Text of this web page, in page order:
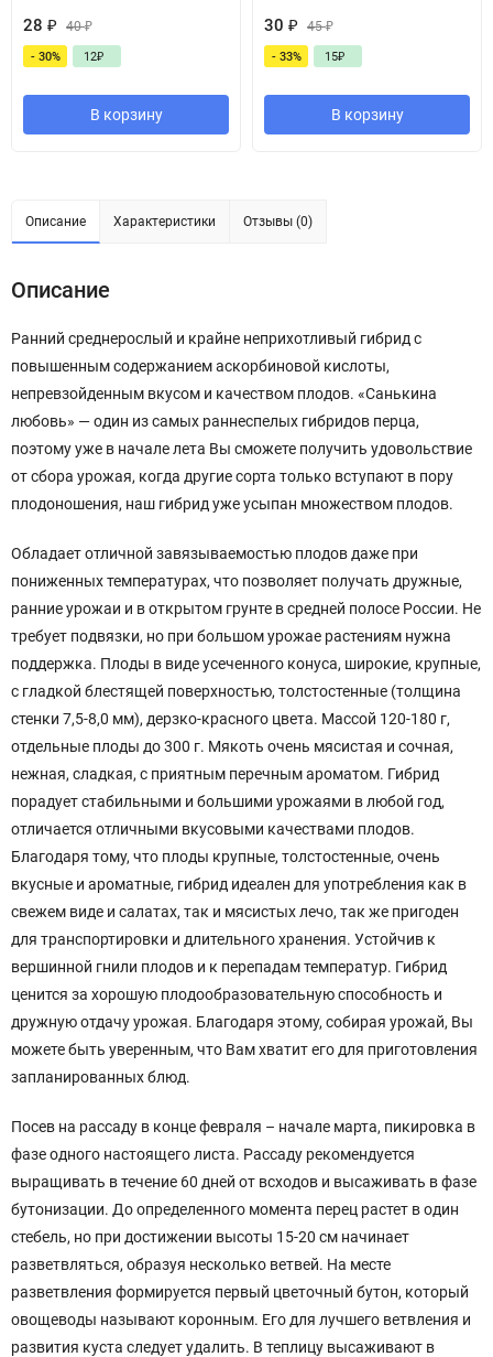
28 ₽ 40₽
- 30% 12₽
В корзину
30 ₽ 45₽
- 33% 15₽
В корзину
Описание Характеристики Отзывы (0)
Описание
Ранний среднерослый и крайне неприхотливый гибрид с
повышенным содержанием аскорбиновой кислоты,
непревзойденным вкусом и качеством плодов. «Санькина
любовь» — один из самых раннеспелых гибридов перца,
поэтому уже в начале лета Вы сможете получить удовольствие
от сбора урожая, когда другие сорта только вступают в пору
плодоношения, наш гибрид уже усыпан множеством плодов.
Обладает отличной завязываемостью плодов даже при
пониженных температурах, что позволяет получать дружные,
ранние урожаи и в открытом грунте в средней полосе России. Не
требует подвязки, но при большом урожае растениям нужна
поддержка. Плоды в виде усеченного конуса, широкие, крупные,
с гладкой блестящей поверхностью, толстостенные (толщина
стенки 7,5-8,0 мм), дерзко-красного цвета. Массой 120-180 г,
отдельные плоды до 300 г. Мякоть очень мясистая и сочная,
нежная, сладкая, с приятным перечным ароматом. Гибрид
порадует стабильными и большими урожаями в любой год,
отличается отличными вкусовыми качествами плодов.
Благодаря тому, что плоды крупные, толстостенные, очень
вкусные и ароматные, гибрид идеален для употребления как в
свежем виде и салатах, так и мясистых лечо, так же пригоден
для транспортировки и длительного хранения. Устойчив к
вершинной гнили плодов и к перепадам температур. Гибрид
ценится за хорошую плодообразовательную способность и
дружную отдачу урожая. Благодаря этому, собирая урожай, Вы
можете быть уверенным, что Вам хватит его для приготовления
запланированных блюд.
Посев на рассаду в конце февраля – начале марта, пикировка в
фазе одного настоящего листа. Рассаду рекомендуется
выращивать в течение 60 дней от всходов и высаживать в фазе
бутонизации. До определенного момента перец растет в один
стебель, но при достижении высоты 15-20 см начинает
разветвляться, образуя несколько ветвей. На месте
разветвления формируется первый цветочный бутон, который
овощеводы называют коронным. Его для лучшего ветвления и
развития куста следует удалить. В теплицу высаживают в